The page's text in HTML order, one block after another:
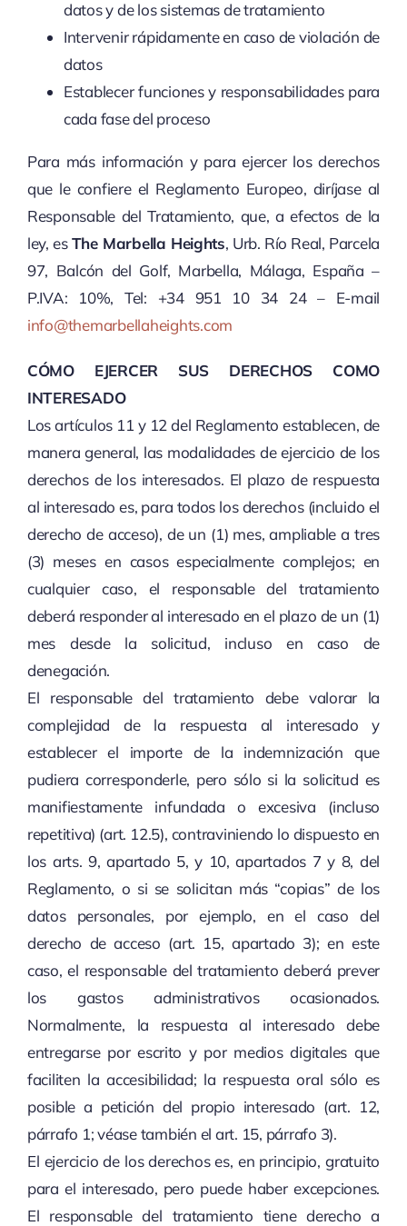
datos y de los sistemas de tratamiento
Intervenir rápidamente en caso de violación de
datos
Establecer funciones y responsabilidades para
cada fase del proceso
Para más información y para ejercer los derechos
que le confiere el Reglamento Europeo, diríjase al
Responsable del Tratamiento, que, a efectos de la
ley, esThe Marbella Heights, Urb. Río Real, Parcela
97, Balcón del Golf, Marbella, Málaga, España –
P.IVA: 10%, Tel: +34 951 10 34 24 – E-mail
info@themarbellaheights.com
CÓMO EJERCER SUS DERECHOS COMO
INTERESADO
Los artículos 11 y 12 del Reglamento establecen, de
manera general, las modalidades de ejercicio de los
derechos de los interesados. El plazo de respuesta
al interesado es, para todos los derechos (incluido el
derecho de acceso), de un (1) mes, ampliable a tres
(3) meses en casos especialmente complejos; en
cualquier caso, el responsable del tratamiento
deberá responder al interesado en el plazo de un (1)
mes desde la solicitud, incluso en caso de
denegación.
El responsable del tratamiento debe valorar la
complejidad de la respuesta al interesado y
establecer el importe de la indemnización que
pudiera corresponderle, pero sólo si la solicitud es
manifiestamente infundada o excesiva (incluso
repetitiva) (art. 12.5), contraviniendo lo dispuesto en
los arts. 9, apartado 5, y 10, apartados 7 y 8, del
Reglamento, o si se solicitan más “copias” de los
datos personales, por ejemplo, en el caso del
derecho de acceso (art. 15, apartado 3); en este
caso, el responsable del tratamiento deberá prever
los gastos administrativos ocasionados.
Normalmente, la respuesta al interesado debe
entregarse por escrito y por medios digitales que
faciliten la accesibilidad; la respuesta oral sólo es
posible a petición del propio interesado (art. 12,
párrafo 1; véase también el art. 15, párrafo 3).
El ejercicio de los derechos es, en principio, gratuito
para el interesado, pero puede haber excepciones.
El responsable del tratamiento tiene derecho a